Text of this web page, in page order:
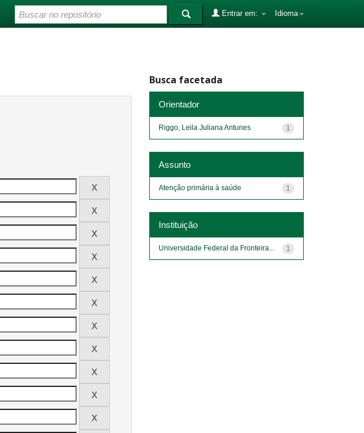
Idioma
Entrar em:
Busca facetada
Orientador
1
Riggo, Leila Juliana Antunes
Assunto
1
Atenção primária à saúde
Instituição
1
Universidade Federal da Fronteira...